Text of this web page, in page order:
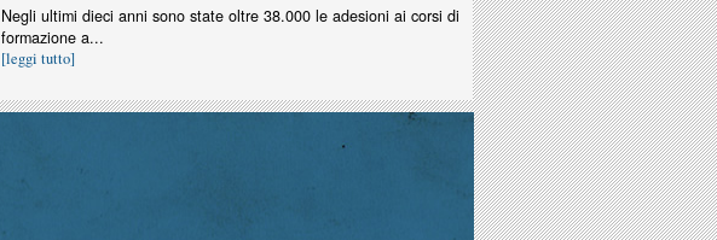
Negli ultimi dieci anni sono state oltre 38.000 le adesioni ai corsi di
formazione a...
[leggi tutto]